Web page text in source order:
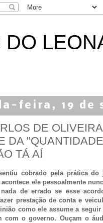
DO
feira, 19 de
DE
DA
TÁ AÍ
cobrado pela prática
ele pessoalmente
de errado se esse
prestação de conta e
como ele assume a
com o governo. Ouçam o